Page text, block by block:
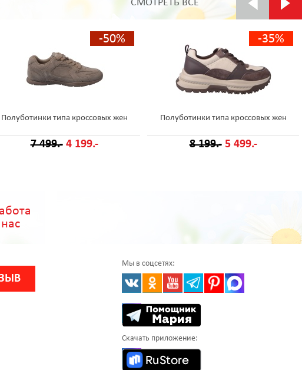
СМОТРЕТЬ ВСЕ
-50%
Полуботинки типа кроссовых жен
7 499.- 4 199.-
-35%
Полуботинки типа кроссовых жен
8 199.- 5 499.-
Мы в соцсетях:
Скачать приложение: